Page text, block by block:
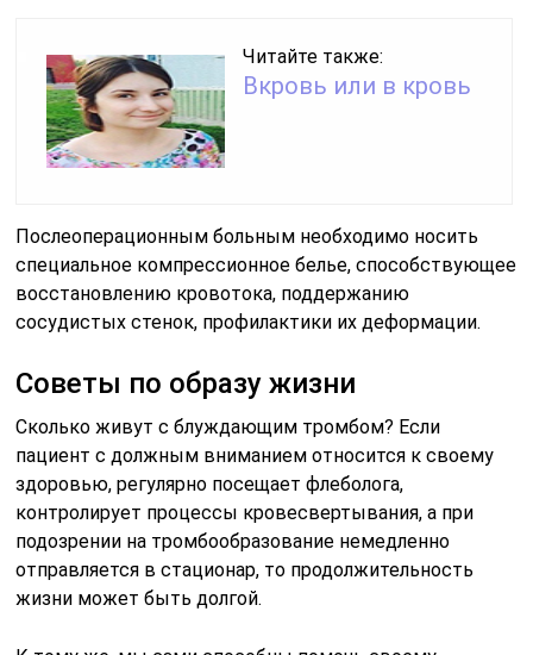
Читайте также:
Вкровь или в кровь
Послеоперационным больным необходимо носить
специальное компрессионное белье, способствующее
восстановлению кровотока, поддержанию
сосудистых стенок, профилактики их деформации.
Советы по образу жизни
Сколько живут с блуждающим тромбом? Если
пациент с должным вниманием относится к своему
здоровью, регулярно посещает флеболога,
контролирует процессы кровесвертывания, а при
подозрении на тромбообразование немедленно
отправляется в стационар, то продолжительность
жизни может быть долгой.